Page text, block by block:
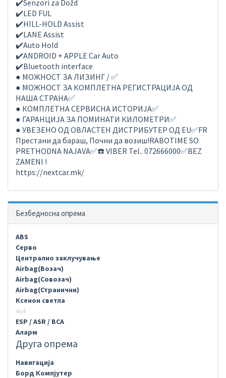
✔️Senzori za Dožd
✔️LED FUL
✔️HILL-HOLD Assist
✔️LANE Assist
✔️Auto Hold
✔️ANDROID + APPLE Car Auto
✔️Bluetooth interface
● МОЖНОСТ ЗА ЛИЗИНГ / ✅
● МОЖНОСТ ЗА КОМПЛЕТНА РЕГИСТРАЦИЈА ОД
НАША СТРАНА✅
● КОМПЛЕТНА СЕРВИСНА ИСТОРИЈА✅
● ГАРАНЦИЈА ЗА ПОМИНАТИ КИЛОМЕТРИ✅
● УВЕЗЕНО ОД ОВЛАСТЕН ДИСТРИБУТЕР ОД EU✅FR
Престани да бараш, Почни да возиш!RABOTIME SO
PRETHODNA NAJAVA✅☎️ VIBER Tel.. 072666000✅BEZ
ZAMENI !
https://nextcar.mk/
Безбедносна опрема
ABS
Серво
Централно заклучување
Airbag(Возач)
Airbag(Совозач)
Airbag(Странични)
Ксенон светла
4х4
ESP / ASR / BCA
Аларм
Друга опрема
Навигација
Борд Компјутер